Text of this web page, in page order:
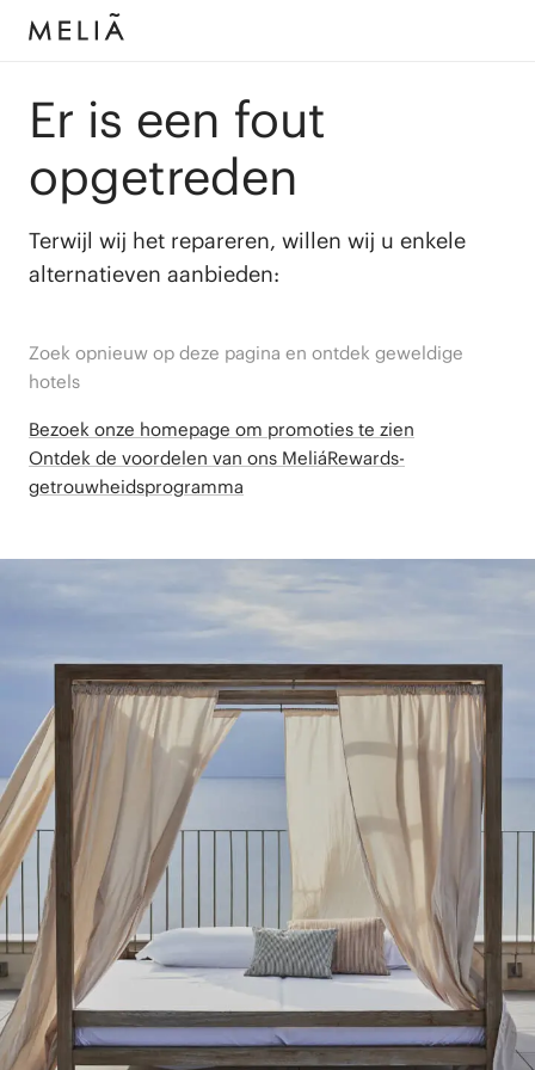
Er is een fout
opgetreden
Terwijl wij het repareren, willen wij u enkele
alternatieven aanbieden:
Zoek opnieuw op deze pagina en ontdek geweldige
hotels
Bezoek onze homepage om promoties te zien
Ontdek de voordelen van ons MeliáRewards-
getrouwheidsprogramma